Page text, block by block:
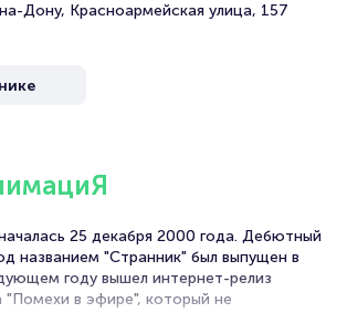
что ни песня, то крылатое выражение.
25 лет»
его в зрительном зале на
большой популярностью у
купить их, пока они есть в наличии.
Дону, Красноармейская улица, 157
25 декабря 2000 года. Дебютный
названием "Странник" был выпущен в
году вышел интернет-релиз
"Помехи в эфире", который не